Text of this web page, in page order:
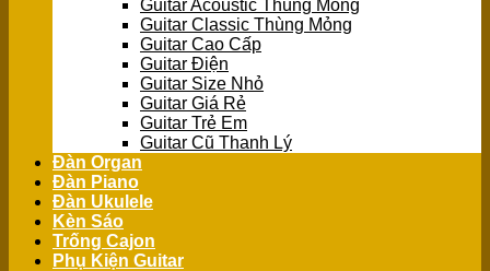
Guitar Acoustic Thùng Mỏng
Guitar Classic Thùng Mỏng
Guitar Cao Cấp
Guitar Điện
Guitar Size Nhỏ
Guitar Giá Rẻ
Guitar Trẻ Em
Guitar Cũ Thanh Lý
Đàn Organ
Đàn Piano
Đàn Ukulele
Kèn Sáo
Trống Cajon
Phụ Kiện Guitar